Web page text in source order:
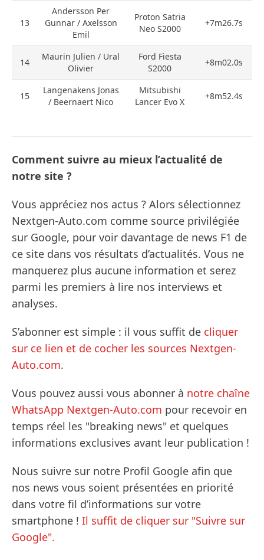
13
Andersson Per
Gunnar / Axelsson
Emil
Proton Satria
Neo S2000
+7m26.7s
14
Maurin Julien / Ural
Olivier
Ford Fiesta
S2000
+8m02.0s
15
Langenakens Jonas
/ Beernaert Nico
Mitsubishi
Lancer Evo X
+8m52.4s
Comment suivre au mieux l’actualité de
notre site ?
Vous appréciez nos actus ? Alors sélectionnez
Nextgen-Auto.com comme source privilégiée
sur Google, pour voir davantage de news F1 de
ce site dans vos résultats d’actualités. Vous ne
manquerez plus aucune information et serez
parmi les premiers à lire nos interviews et
analyses.
S’abonner est simple : il vous suffit de cliquer
sur ce lien et de cocher les sources Nextgen-
Auto.com.
Vous pouvez aussi vous abonner à notre chaîne
WhatsApp Nextgen-Auto.com pour recevoir en
temps réel les "breaking news" et quelques
informations exclusives avant leur publication !
Nous suivre sur notre Profil Google afin que
nos news vous soient présentées en priorité
dans votre fil d’informations sur votre
smartphone ! Il suffit de cliquer sur "Suivre sur
Google".